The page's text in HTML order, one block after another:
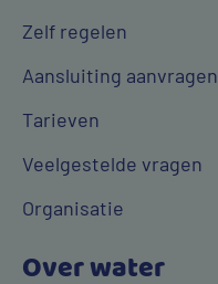
Zelf regelen
Aansluiting aanvragen
Tarieven
Veelgestelde vragen
Organisatie
Over water